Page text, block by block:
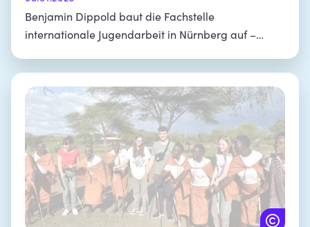
Benjamin Dippold baut die Fachstelle
internationale Jugendarbeit in Nürnberg auf –
Austauschprogrammen